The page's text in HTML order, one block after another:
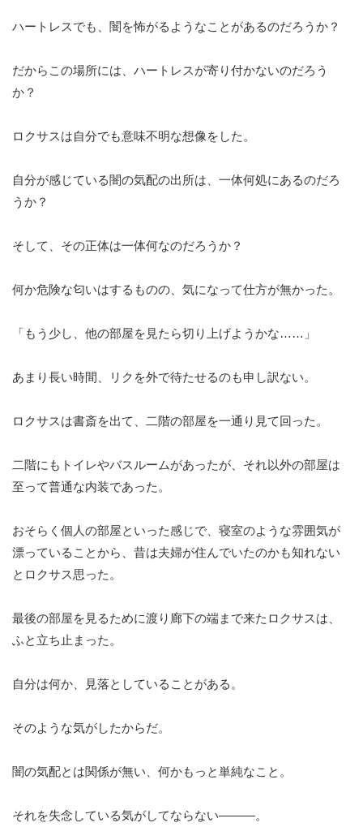
ハートレスでも、闇を怖がるようなことがあるのだろうか？
だからこの場所には、ハートレスが寄り付かないのだろう
か？
ロクサスは自分でも意味不明な想像をした。
自分が感じている闇の気配の出所は、一体何処にあるのだろ
うか？
そして、その正体は一体何なのだろうか？
何か危険な匂いはするものの、気になって仕方が無かった。
「もう少し、他の部屋を見たら切り上げようかな……」
あまり長い時間、リクを外で待たせるのも申し訳ない。
ロクサスは書斎を出て、二階の部屋を一通り見て回った。
二階にもトイレやバスルームがあったが、それ以外の部屋は
至って普通な内装であった。
おそらく個人の部屋といった感じで、寝室のような雰囲気が
漂っていることから、昔は夫婦が住んでいたのかも知れない
とロクサス思った。
最後の部屋を見るために渡り廊下の端まで来たロクサスは、
ふと立ち止まった。
自分は何か、見落としていることがある。
そのような気がしたからだ。
闇の気配とは関係が無い、何かもっと単純なこと。
それを失念している気がしてならない———。